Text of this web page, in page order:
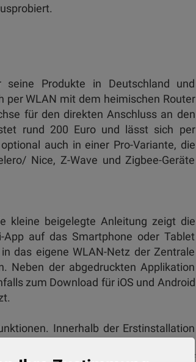
seine Produkte in Deutschland und
per WLAN mit dem heimischen Router
für den direkten Anschluss an den
rund 200 Euro und lässt sich per
auch in einer Pro-Variante, die
Nice, Z-Wave und Zigbee-Geräte
kleine beigelegte Anleitung zeigt die
auf das Smartphone oder Tablet
das eigene WLAN-Netz der Zentrale
Neben der abgedruckten Applikation
zum Download für iOS und Android
Innerhalb der Erstinstallation
die Zentrale beispielsweise aktuelle
eigenen vier Wände per Fernzugriff